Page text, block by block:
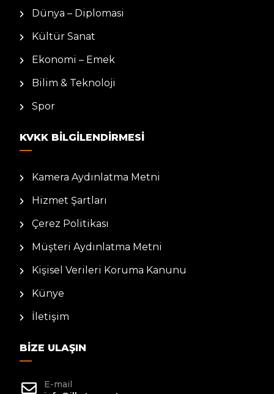
Dünya – Diplomasi
Kültür Sanat
Ekonomi – Emek
Bilim & Teknoloji
Spor
KVKK BILGILENDIRMESI
Kamera Aydınlatma Metni
Hizmet Şartları
Çerez Politikası
Müşteri Aydınlatma Metni
Kişisel Verileri Koruma Kanunu
Künye
İletişim
BIZE ULAŞIN
E-mail